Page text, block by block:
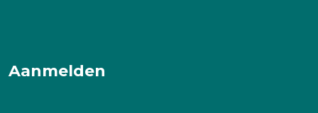
Aanmelden